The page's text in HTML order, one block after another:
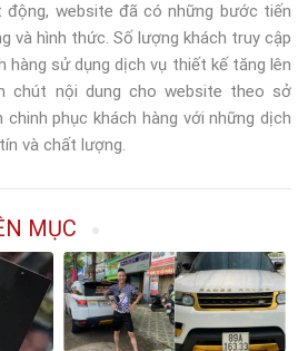
website đã có những bước tiến
và hình thức. Số lượng khách truy cập
hàng sử dụng dịch vụ thiết kế tăng lên
chút nội dung cho website theo sở
chinh phục khách hàng với những dịch
và chất lượng.
MỤC